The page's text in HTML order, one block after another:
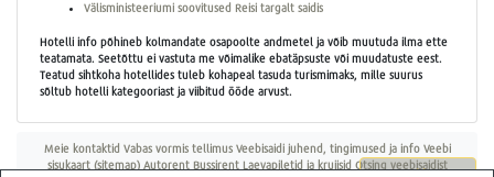
Välisministeeriumi soovitused Reisi targalt saidis
Hotelli info põhineb kolmandate osapoolte andmetel ja võib muutuda ilma ette
teatamata. Seetõttu ei vastuta me võimalike ebatäpsuste või muudatuste eest.
Teatud sihtkoha hotellides tuleb kohapeal tasuda turismimaks, mille suurus
sõltub hotelli kategooriast ja viibitud ööde arvust.
Meie kontaktid Vabas vormis tellimus Veebisaidi juhend, tingimused ja info Veebi
sisukaart (sitemap) Autorent Bussirent Laevapiletid ja kruiisid Otsing veebisaidist